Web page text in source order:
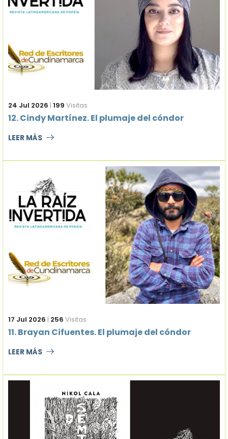
24 Jul 2026 | 199 Visitas
12. Cindy Martínez. El plumaje del cóndor
LEER MÁS
17 Jul 2026 | 256 Visitas
11. Brayan Cifuentes. El plumaje del cóndor
LEER MÁS